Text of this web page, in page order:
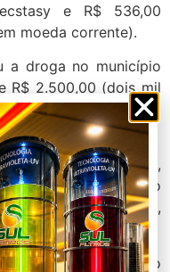
e R$ 536,00
moeda corrente).
a droga no município
R$ 2.500,00 (dois mil
destino o município
em flagrante delito,
e encaminhado
Patos de Minas,
ao depósito